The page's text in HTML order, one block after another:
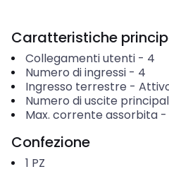
Caratteristiche
Collegamenti utenti- 4
Numero di ingressi- 4
Ingresso terrestre -
Numero di uscite
Max. corrente assorbita-
Confezione
1 PZ